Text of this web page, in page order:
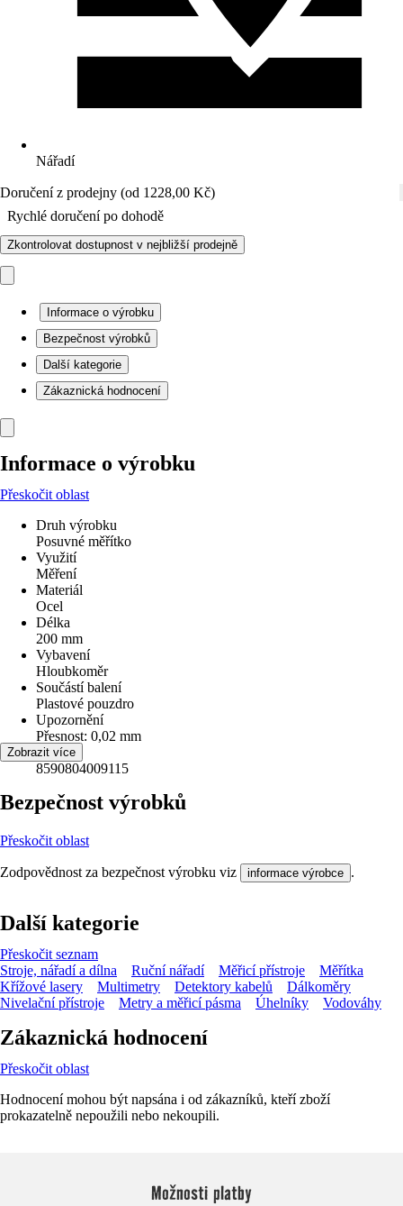
Nářadí
Doručení z prodejny (od 1228,00 Kč)
Rychlé doručení po dohodě
Zkontrolovat dostupnost v nejbližší prodejně
Informace o výrobku
Bezpečnost výrobků
Další kategorie
Zákaznická hodnocení
Informace o výrobku
Přeskočit oblast
Druh výrobku
Posuvné měřítko
Využití
Měření
Materiál
Ocel
Délka
200 mm
Vybavení
Hloubkoměr
Součástí balení
Plastové pouzdro
Upozornění
Přesnost: 0,02 mm
EAN
8590804009115
Zobrazit více
Bezpečnost výrobků
Přeskočit oblast
Zodpovědnost za bezpečnost výrobku viz informace výrobce .
Další kategorie
Přeskočit seznam
Stroje, nářadí a dílna
Ruční nářadí Měřicí přístroje
Měřítka
Křížové lasery
Multimetry Detektory kabelů
Dálkoměry
Nivelační přístroje
Metry a měřicí pásma Úhelníky Vodováhy
Zákaznická hodnocení
Přeskočit oblast
Hodnocení mohou být napsána i od zákazníků, kteří zboží
prokazatelně nepoužili nebo nekoupili.
Možnosti platby